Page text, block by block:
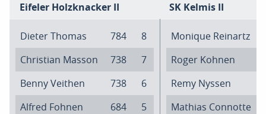
Eifeler Holzknacker II SK Kelmis II
Dieter Thomas 784
8
Christian Masson
738
7
Benny Veithen
738
6
Alfred Fohnen
684
5
Monique Reinartz
Roger Kohnen
Remy Nyssen
Mathias Connotte